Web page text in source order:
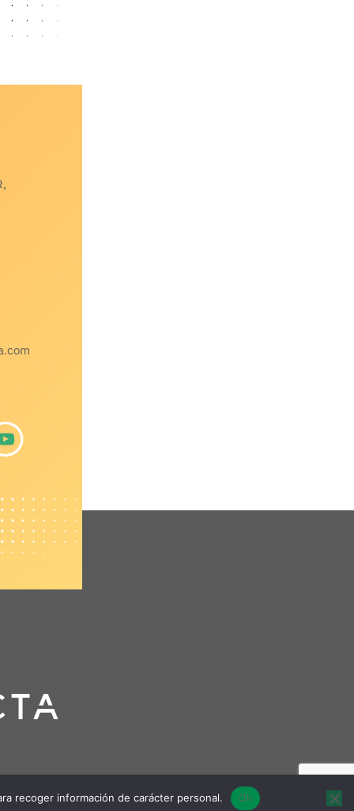
recoger información de carácter personal. Ok